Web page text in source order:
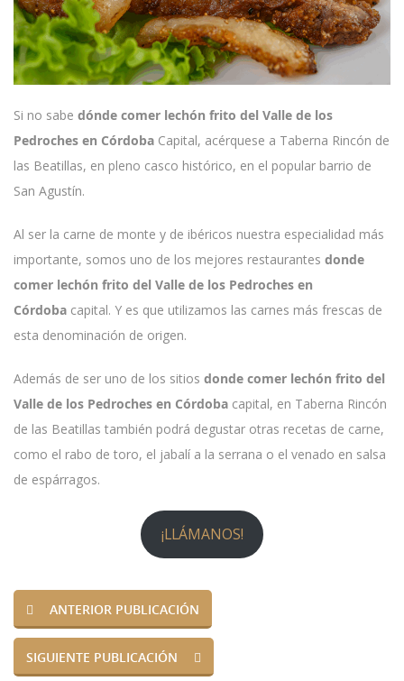
Si no sabe dónde comer lechón frito del Valle de los
Pedroches en Córdoba Capital, acérquese a Taberna Rincón de
las Beatillas, en pleno casco histórico, en el popular barrio de
San Agustín.
Al ser la carne de monte y de ibéricos nuestra especialidad más
importante, somos uno de los mejores restaurantes donde
comer lechón frito del Valle de los Pedroches en
Córdoba capital. Y es que utilizamos las carnes más frescas de
esta denominación de origen.
Además de ser uno de los sitios donde comer lechón frito del
Valle de los Pedroches en Córdoba capital, en Taberna Rincón
de las Beatillas también podrá degustar otras recetas de carne,
como el rabo de toro, el jabalí a la serrana o el venado en salsa
de espárragos.
¡LLÁMANOS!
ANTERIOR PUBLICACIÓN
SIGUIENTE PUBLICACIÓN